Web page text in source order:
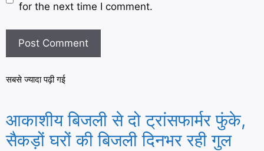
for the next time I comment.
सबसे ज्यादा पढ़ी गई
आकाशीय बिजली से दो ट्रांसफार्मर फुंके,
सैकड़ों घरों की बिजली दिनभर रही गुल